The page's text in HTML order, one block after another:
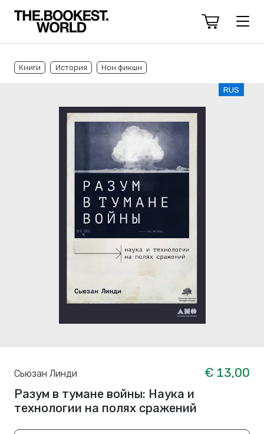
Книги История Нон фикшн
RUS
Сьюзан Линди
€ 13,00
Разум в тумане войны: Наука и
технологии на полях сражений